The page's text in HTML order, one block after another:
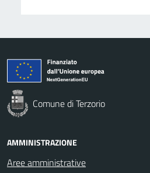
Comune di Terzorio
AMMINISTRAZIONE
Aree amministrative